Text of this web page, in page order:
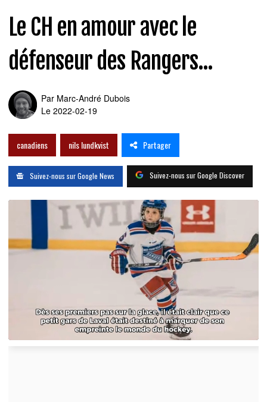
Le CH en amour avec le
défenseur des Rangers...
Par Marc-André Dubois
Le 2022-02-19
canadiens nils lundkvist Partager
Suivez-nous sur Google News Suivez-nous sur Google Discover